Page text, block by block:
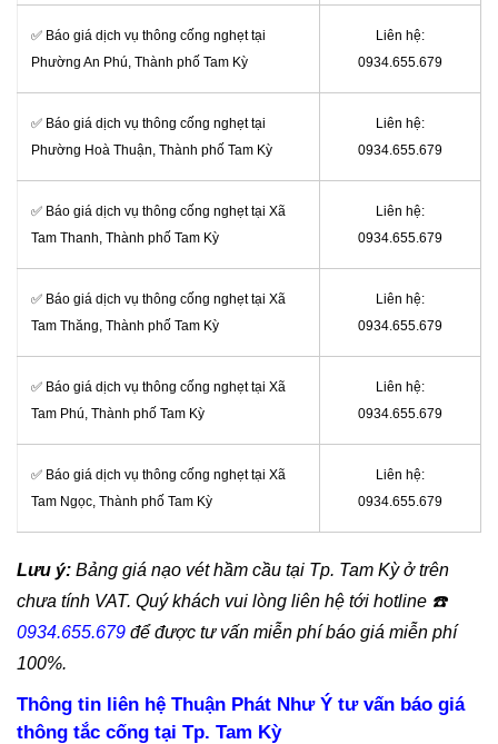
✅ Báo giá dịch vụ thông cống nghẹt tại
Phường An Phú, Thành phố Tam Kỳ
Liên hệ:
0934.655.679
✅ Báo giá dịch vụ thông cống nghẹt tại
Phường Hoà Thuận, Thành phố Tam Kỳ
Liên hệ:
0934.655.679
✅ Báo giá dịch vụ thông cống nghẹt tại Xã
Tam Thanh, Thành phố Tam Kỳ
Liên hệ:
0934.655.679
✅ Báo giá dịch vụ thông cống nghẹt tại Xã
Tam Thăng, Thành phố Tam Kỳ
Liên hệ:
0934.655.679
✅ Báo giá dịch vụ thông cống nghẹt tại Xã
Tam Phú, Thành phố Tam Kỳ
Liên hệ:
0934.655.679
✅ Báo giá dịch vụ thông cống nghẹt tại Xã
Tam Ngọc, Thành phố Tam Kỳ
Liên hệ:
0934.655.679
Lưu ý: Bảng giá nạo vét hầm cầu tại Tp. Tam Kỳ ở trên
chưa tính VAT. Quý khách vui lòng liên hệ tới hotline ☎️
0934.655.679 để được tư vấn miễn phí báo giá miễn phí
100%.
Thông tin liên hệ Thuận Phát Như Ý tư vấn báo giá
thông tắc cống tại Tp. Tam Kỳ